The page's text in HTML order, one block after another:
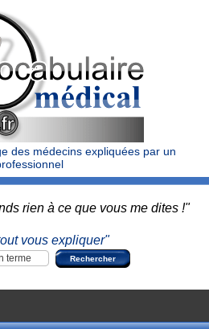
des médecins expliquées par un
rien à ce que vous me dites !"
vous expliquer"